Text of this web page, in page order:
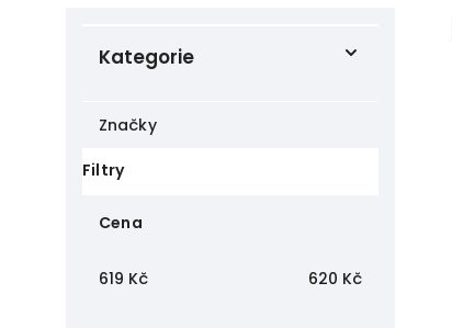
Kategorie
Filtry
Cena
619 Kč 620 Kč
Značky